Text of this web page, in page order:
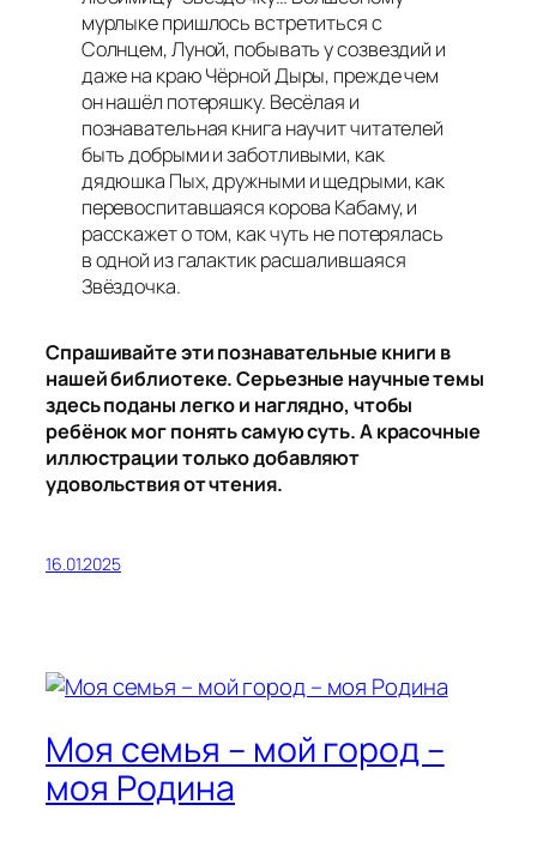
мурлыке пришлось встретиться с
Солнцем, Луной, побывать у созвездий и
даже на краю Чёрной Дыры, прежде чем
он нашёл потеряшку. Весёлая и
познавательная книга научит читателей
быть добрыми и заботливыми, как
дядюшка Пых, дружными и щедрыми, как
перевоспитавшаяся корова Кабаму, и
расскажет о том, как чуть не потерялась
в одной из галактик расшалившаяся
Звёздочка.
Спрашивайте эти познавательные книги в
нашей библиотеке. Серьезные научные темы
здесь поданы легко и наглядно, чтобы
ребёнок мог понять самую суть. А красочные
иллюстрации только добавляют
удовольствия от чтения.
16.01.2025
Моя семья – мой город –
моя Родина